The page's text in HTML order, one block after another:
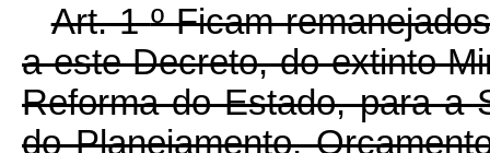
Art. 1ºFicam
a este Decreto, do extinto
Reforma do Estado, para a
do Planejamento,